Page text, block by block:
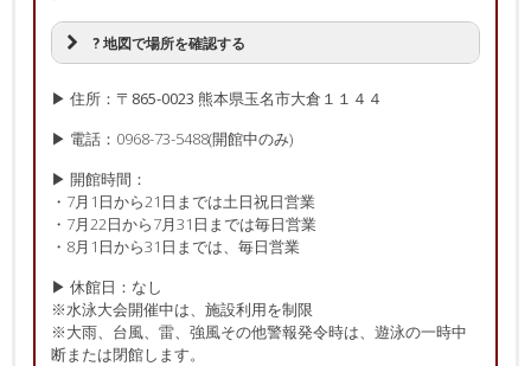
? 地図で場所を確認する
▶ 住所：〒865-0023 熊本県玉名市大倉１１４４
▶ 電話：0968-73-5488(開館中のみ)
▶ 開館時間：
・7月1日から21日までは土日祝日営業
・7月22日から7月31日までは毎日営業
・8月1日から31日までは、毎日営業
▶ 休館日：なし
※水泳大会開催中は、施設利用を制限
※大雨、台風、雷、強風その他警報発令時は、遊泳の一時中
断または閉館します。